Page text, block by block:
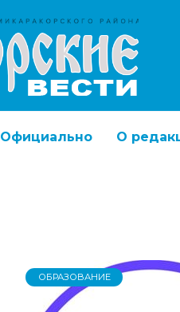
Официально О
ОБРАЗОВАНИЕ